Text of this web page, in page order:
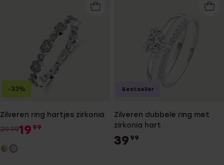
Zilveren ring hartjes zirkonia
29.9919 99
-33%
Zilveren dubbele ring met
zirkonia hart
39 99
Bestseller